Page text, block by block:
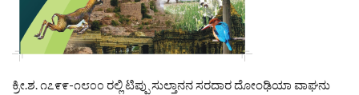
ಕ್ರೀ.ಶ. ೧೭೯೯-೧೮೦೦ ರಲ್ಲಿ ಟಿಪ್ಪು ಸುಲ್ತಾನನ ಸರದಾರ ದೋಂಢಿಯಾ ವಾಘನು